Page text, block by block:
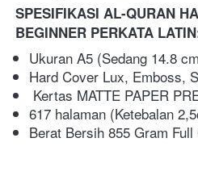
SPESIFIKASI AL-QURAN
BEGINNER PERKATA
Ukuran A5 (Sedang 14.8
Hard Cover Lux, Emboss,
Kertas MATTE PAPER
617 halaman (Ketebalan
Berat Bersih 855 Gram